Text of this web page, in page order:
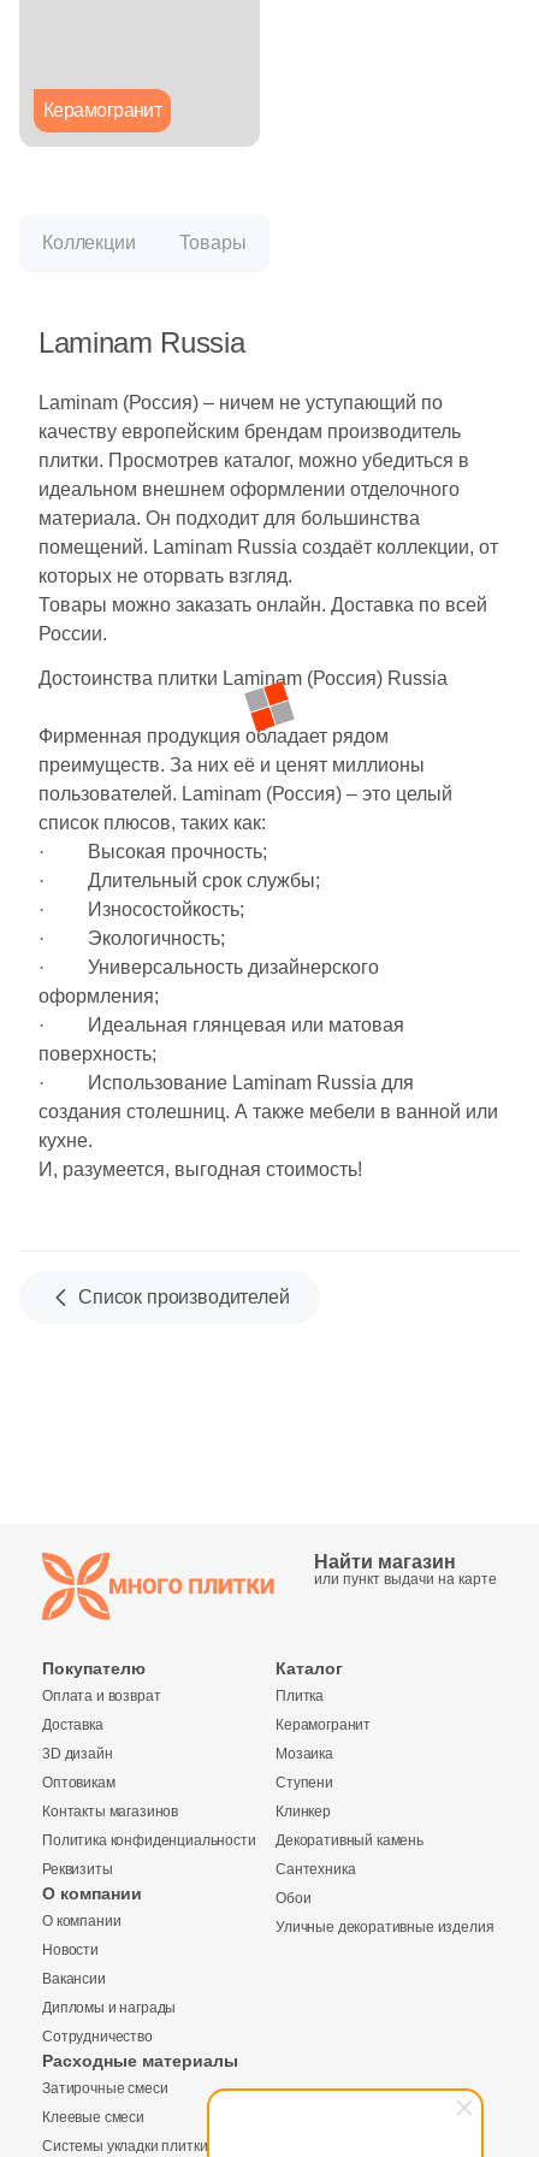
Лаппатированная
Белая
Бежевая
Синяя и голубая
Коричневая
Черная
Тема (рисунок на плитке)
Дерево
Мрамор
Бетон
Размер, см
60x120
Kerama Marazzi
Laparet
Altacera
Alma Ceramica
Delacora
Россия
Керамогранит
Коллекции Товары
Laminam Russia
Laminam (Россия) – ничем не уступающий по
качеству европейским брендам производитель
плитки. Просмотрев каталог, можно убедиться в
идеальном внешнем оформлении отделочного
материала. Он подходит для большинства
помещений. Laminam Russia создаёт коллекции, от
которых не оторвать взгляд.
Товары можно заказать онлайн. Доставка по всей
России.
Достоинства плитки Laminam (Россия) Russia
Фирменная продукция обладает рядом
преимуществ. За них её и ценят миллионы
пользователей. Laminam (Россия) – это целый
список плюсов, таких как:
· Высокая прочность;
· Длительный срок службы;
· Износостойкость;
· Экологичность;
· Универсальность дизайнерского
оформления;
· Идеальная глянцевая или матовая
поверхность;
· Использование Laminam Russia для
создания столешниц. А также мебели в ванной или
кухне.
И, разумеется, выгодная стоимость!
Список производителей
Найти магазин
или пункт выдачи на карте
Покупателю
Оплата и возврат
Доставка
3D дизайн
Оптовикам
Контакты магазинов
Политика конфиденциальности
Реквизиты
О компании
О компании
Новости
Вакансии
Дипломы и награды
Сотрудничество
Расходные материалы
Затирочные смеси
Клеевые смеси
Системы укладки плитки
Каталог
Плитка
Керамогранит
Мозаика
Ступени
Клинкер
Декоративный камень
Сантехника
Обои
Уличные декоративные изделия